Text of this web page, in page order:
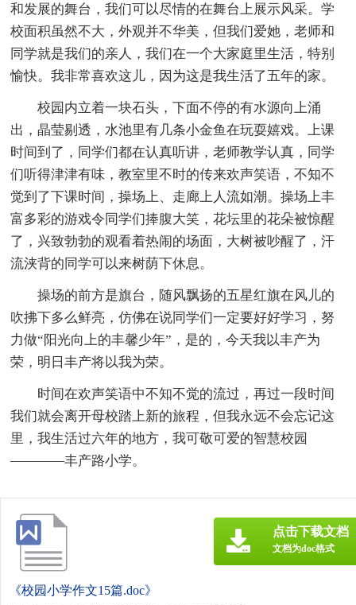
和发展的舞台，我们可以尽情的在舞台上展示风采。学
校面积虽然不大，外观并不华美，但我们爱她，老师和
同学就是我们的亲人，我们在一个大家庭里生活，特别
愉快。我非常喜欢这儿，因为这是我生活了五年的家。
校园内立着一块石头，下面不停的有水源向上涌
出，晶莹剔透，水池里有几条小金鱼在玩耍嬉戏。上课
时间到了，同学们都在认真听讲，老师教学认真，同学
们听得津津有味，教室里不时的传来欢声笑语，不知不
觉到了下课时间，操场上、走廊上人流如潮。操场上丰
富多彩的游戏令同学们捧腹大笑，花坛里的花朵被惊醒
了，兴致勃勃的观看着热闹的场面，大树被吵醒了，汗
流浃背的同学可以来树荫下休息。
操场的前方是旗台，随风飘扬的五星红旗在风儿的
吹拂下多么鲜亮，仿佛在说同学们一定要好好学习，努
力做“阳光向上的丰馨少年”，是的，今天我以丰产为
荣，明日丰产将以我为荣。
时间在欢声笑语中不知不觉的流过，再过一段时间
我们就会离开母校踏上新的旅程，但我永远不会忘记这
里，我生活过六年的地方，我可敬可爱的智慧校园
————丰产路小学。
《校园小学作文15篇.doc》
点击下载文档
文档为doc格式